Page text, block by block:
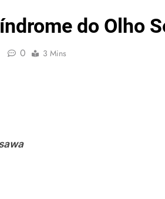
do Olho
0 3 Mins